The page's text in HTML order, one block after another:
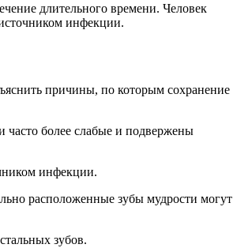
длительного времени. Человек
источником инфекции.
причины, по которым сохранение
часто более слабые и подвержены
инфекции.
расположенные зубы мудрости могут
зубов.